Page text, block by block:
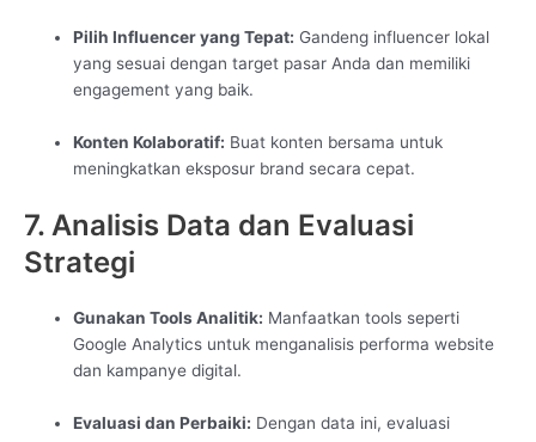
Pilih Influencer yang Tepat: Gandeng influencer lokal
yang sesuai dengan target pasar Anda dan memiliki
engagement yang baik.
Konten Kolaboratif: Buat konten bersama untuk
meningkatkan eksposur brand secara cepat.
7. Analisis Data dan Evaluasi
Strategi
Gunakan Tools Analitik: Manfaatkan tools seperti
Google Analytics untuk menganalisis performa website
dan kampanye digital.
Evaluasi dan Perbaiki: Dengan data ini, evaluasi